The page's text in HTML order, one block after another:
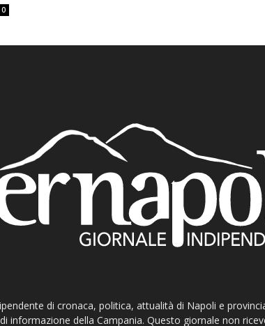
0
di cronaca, politica, attualità di Napoli e
informazione della Campania. Questo giornale non